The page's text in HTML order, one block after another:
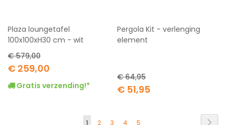
Plaza loungetafel
100x100xH30 cm - wit
Special
Price
€ 259,00
€ 579,00
Gratis verzending!*
Pergola Kit - verlenging
element
Special
Price
€ 51,95
€ 64,95
Pagina
U1 Pagina
2 Pagina
3 Pagina
4 Pagina
5